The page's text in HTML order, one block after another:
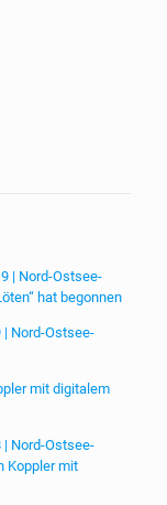
| Nord-Ostsee-
hat begonnen
| Nord-Ostsee-
mit digitalem
| Nord-Ostsee-
Koppler mit